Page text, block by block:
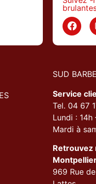
SUD
Service
Tel. 04 67
Lundi : 14h
Mardi à
Retrouvez
969 Rue